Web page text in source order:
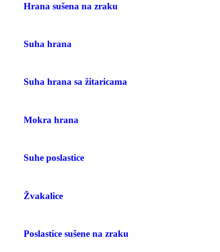
Hrana sušena na zraku
Suha hrana
Suha hrana sa žitaricama
Mokra hrana
Suhe poslastice
Žvakalice
Poslastice sušene na zraku